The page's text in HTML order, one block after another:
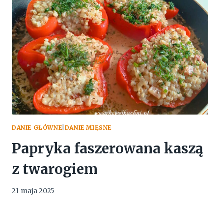
DANIE GŁÓWNE| DANIE MIĘSNE
Papryka faszerowana kaszą
z twarogiem
21 maja 2025